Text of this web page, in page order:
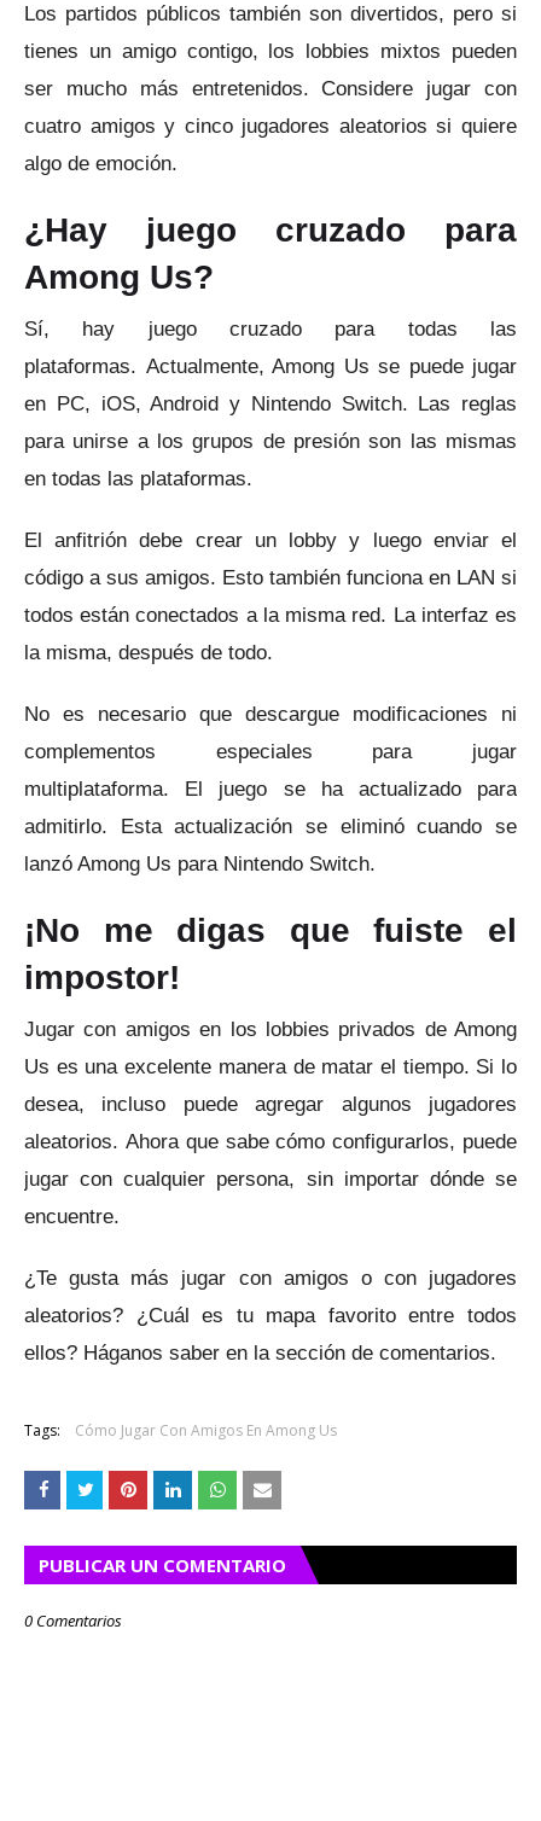
Los partidos públicos también son divertidos, pero si
tienes un amigo contigo, los lobbies mixtos pueden
ser mucho más entretenidos.Considere jugar con
cuatro amigos y cinco jugadores aleatorios si quiere
algo de emoción.
¿Hay juego cruzado para
Among Us?
Sí, hay juego cruzado para todas las
plataformas. Actualmente, Among Us se puede jugar
en PC, iOS, Android y Nintendo Switch. Las reglas
para unirse a los grupos de presión son las mismas
en todas las plataformas.
El anfitrión debe crear un lobby y luego enviar el
código a sus amigos. Esto también funciona en LAN si
todos están conectados a la misma red. La interfaz es
la misma, después de todo.
No es necesario que descargue modificaciones ni
complementos especiales para jugar
multiplataforma. El juego se ha actualizado para
admitirlo. Esta actualización se eliminó cuando se
lanzó Among Us para Nintendo Switch.
¡No me digas que fuiste el
impostor!
Jugar con amigos en los lobbies privados de Among
Us es una excelente manera de matar el tiempo. Si lo
desea, incluso puede agregar algunos jugadores
aleatorios. Ahora que sabe cómo configurarlos, puede
jugar con cualquier persona, sin importar dónde se
encuentre.
¿Te gusta más jugar con amigos o con jugadores
aleatorios? ¿Cuál es tu mapa favorito entre todos
ellos? Háganos saber en la sección de comentarios.
Tags: Cómo Jugar Con Amigos En Among Us
PUBLICAR UN COMENTARIO
0 Comentarios